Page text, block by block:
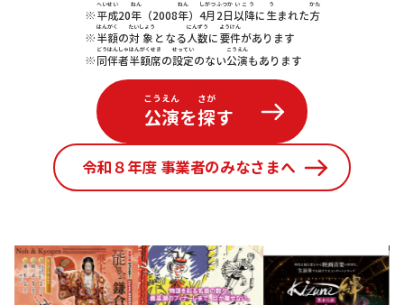
※平成
へいせい
20年
ねん
（2008年
ねん
） 4月
しがつ
2日
ふつか
以降
いこう
に生
う
まれた方
かた
※半額
はんがく
の対象
たいしょう
となる人数
にんずう
に要件
ようけん
があります
※同伴者
どうはんしゃ
半額
はんがく
席
せき
の設定
せってい
のない公演
こうえん
もあります
公演
こうえん
を探
さが
す
令和８年度 事業者のみなさまへ